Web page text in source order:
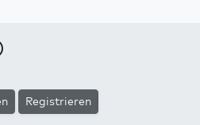
Registrieren